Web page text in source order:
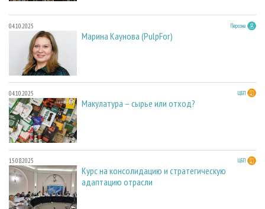
04.10.2025 Персона
Марина Каунова (PulpFor)
04.10.2025 ЦБП
Макулатура – сырье или отход?
15.08.2025 ЦБП
Курс на консолидацию и стратегическую
адаптацию отрасли